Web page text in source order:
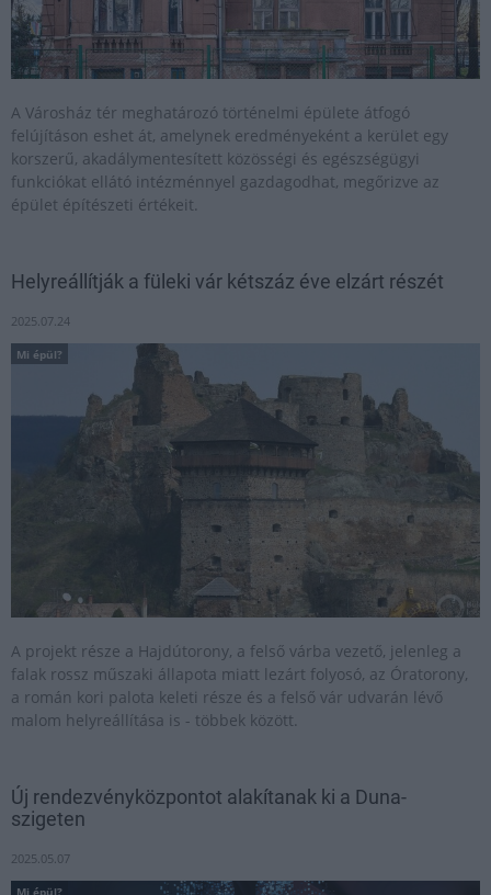
A Városház tér meghatározó történelmi épülete átfogó
felújításon eshet át, amelynek eredményeként a kerület egy
korszerű, akadálymentesített közösségi és egészségügyi
funkciókat ellátó intézménnyel gazdagodhat, megőrizve az
épület építészeti értékeit.
Helyreállítják a füleki vár kétszáz éve elzárt részét
2025.07.24
Mi épül?
A projekt része a Hajdútorony, a felső várba vezető, jelenleg a
falak rossz műszaki állapota miatt lezárt folyosó, az Óratorony,
a román kori palota keleti része és a felső vár udvarán lévő
malom helyreállítása is - többek között.
Új rendezvényközpontot alakítanak ki a Duna-
szigeten
2025.05.07
Mi épül?